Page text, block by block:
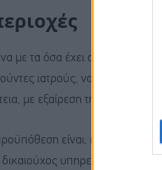
με τα όσα έχει ανακοινώσει
ιατρούς, νοσηλευτές
με εξαίρεση την
είναι, η κατοικία που
υπηρετεί, ώστε η